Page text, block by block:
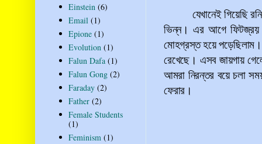
যেখানেই গিয়েছি
ভিন্ন। এর আগে ফিটজ্‌রয়
মোহগ্রস্ত হয়ে
রেখেছে। এসব জায়গায়
আমরা নিরন্তর বয়ে চলা
ফেরার।
Einstein (6)
Email (1)
Epione (1)
Evolution (1)
Falun Dafa (1)
Falun Gong (2)
Faraday (2)
Father (2)
Female Students
(1)
Feminism (1)